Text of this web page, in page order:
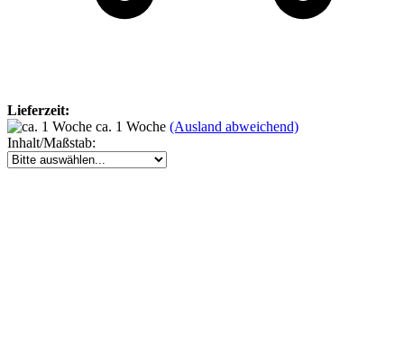
Lieferzeit:
ca. 1 Woche (Ausland abweichend)
Inhalt/Maßstab: